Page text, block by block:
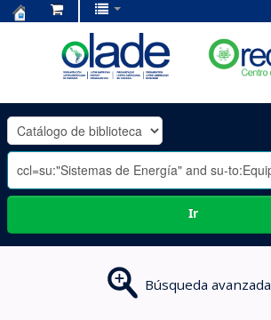
OLADE
-
Ir
Búsqueda avanzada